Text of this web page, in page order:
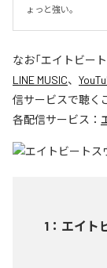
ょっと強い。
なお「エイトビー
LINE MUSIC、
信サービスで聴く
各配信サービス：
1 ： エイト